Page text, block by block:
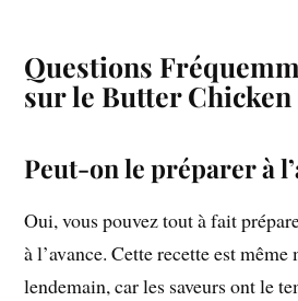
Questions
sur le Butter Chicken
Peut-on le préparer à
Oui, vous pouvez tout à fait
à l’avance. Cette recette est
lendemain, car les saveurs ont le